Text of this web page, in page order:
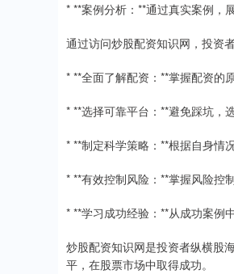
* **案例分析：**通过真实案例，
通过访问炒股配资知识网，投资
* **全面了解配资：**掌握配资的
* **选择可靠平台：**避免踩坑，
* **制定科学策略：**根据自身情
* **有效控制风险：**掌握风险控
* **学习成功经验：**从成功案例
炒股配资知识网是投资者纵横股
平，在股票市场中取得成功。